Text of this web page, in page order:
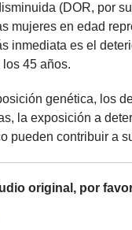
(DOR, por
mujeres en edad
inmediata es el
45 años.
genética, los
la exposición a
pueden contribuir a
original, por